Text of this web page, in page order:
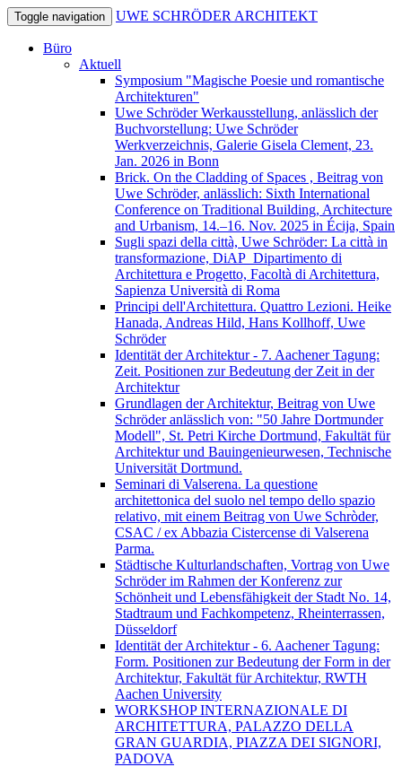
Toggle navigation UWE SCHRÖDER ARCHITEKT
Büro
Aktuell
Symposium "Magische Poesie und romantische
Architekturen"
Uwe Schröder Werkausstellung, anlässlich der
Buchvorstellung: Uwe Schröder
Werkverzeichnis, Galerie Gisela Clement, 23.
Jan. 2026 in Bonn
Brick. On the Cladding of Spaces , Beitrag von
Uwe Schröder, anlässlich: Sixth International
Conference on Traditional Building, Architecture
and Urbanism, 14.–16. Nov. 2025 in Écija, Spain
Sugli spazi della città, Uwe Schröder: La città in
transformazione, DiAP_Dipartimento di
Architettura e Progetto, Facoltà di Architettura,
Sapienza Università di Roma
Principi dell'Architettura. Quattro Lezioni. Heike
Hanada, Andreas Hild, Hans Kollhoff, Uwe
Schröder
Identität der Architektur - 7. Aachener Tagung:
Zeit. Positionen zur Bedeutung der Zeit in der
Architektur
Grundlagen der Architektur, Beitrag von Uwe
Schröder anlässlich von: "50 Jahre Dortmunder
Modell", St. Petri Kirche Dortmund, Fakultät für
Architektur und Bauingenieurwesen, Technische
Universität Dortmund.
Seminari di Valserena. La questione
architettonica del suolo nel tempo dello spazio
relativo, mit einem Beitrag von Uwe Schròder,
CSAC / ex Abbazia Cistercense di Valserena
Parma.
Städtische Kulturlandschaften, Vortrag von Uwe
Schröder im Rahmen der Konferenz zur
Schönheit und Lebensfähigkeit der Stadt No. 14,
Stadtraum und Fachkompetenz, Rheinterrassen,
Düsseldorf
Identität der Architektur - 6. Aachener Tagung:
Form. Positionen zur Bedeutung der Form in der
Architektur, Fakultät für Architektur, RWTH
Aachen University
WORKSHOP INTERNAZIONALE DI
ARCHITETTURA, PALAZZO DELLA
GRAN GUARDIA, PIAZZA DEI SIGNORI,
PADOVA